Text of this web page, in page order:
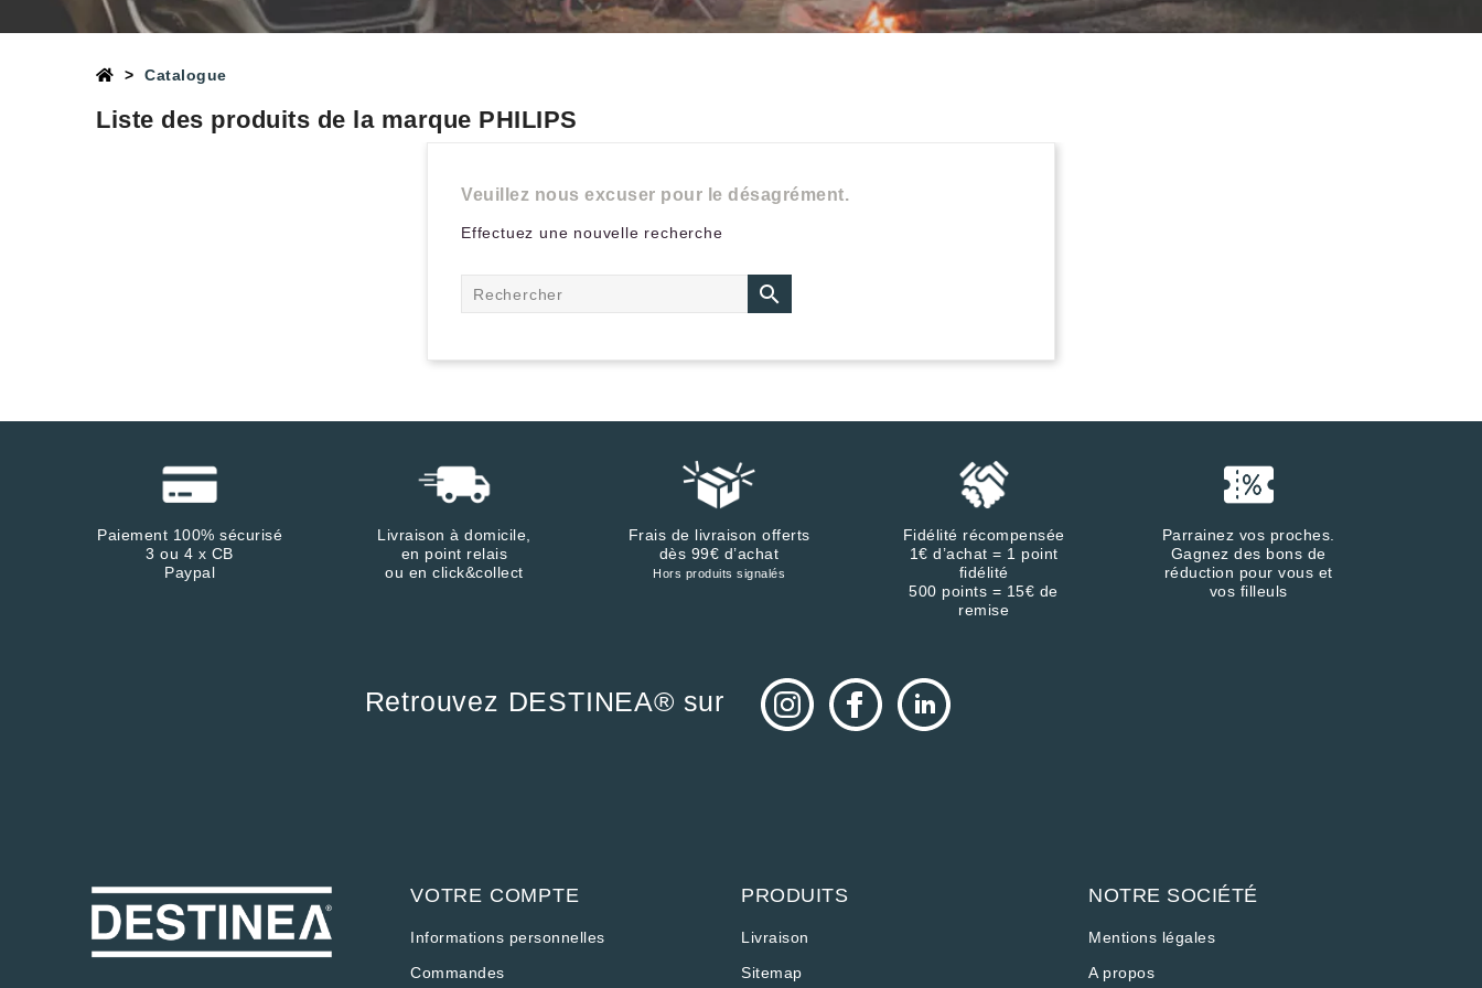
accompagner pendant votre visite...
C'est OK pour vous ?
Catalogue
Liste des produits de la marque PHILIPS
Veuillez nous excuser pour le désagrément.
Effectuez une nouvelle recherche

Paiement 100% sécurisé
3 ou 4 x CB
Paypal
Livraison à domicile,
en point relais
ou en click&collect
Frais de livraison offerts
dès 99€ d’achat
Hors produits signalés
Fidélité récompensée
1€ d’achat = 1 point
fidélité
500 points = 15€ de
remise
Parrainez vos proches.
Gagnez des bons de
réduction pour vous et
vos filleuls
Retrouvez DESTINEA® sur
VOTRE COMPTE
Informations personnelles
Commandes
PRODUITS
Livraison
Sitemap
NOTRE SOCIÉTÉ
Mentions légales
A propos